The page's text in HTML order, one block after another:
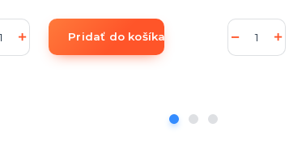
Pridať do košíka